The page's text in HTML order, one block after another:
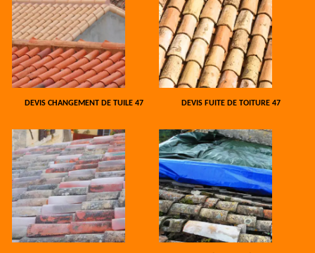
DEVIS CHANGEMENT DE TUILE 47 DEVIS FUITE DE TOITURE 47